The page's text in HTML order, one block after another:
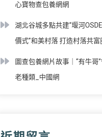
心寶物查包養網網
湖北谷城多點共建“堰河
價式”和美村落 打造村落共富
圖查包養網片故事｜“有牛哥
老種類_中國網